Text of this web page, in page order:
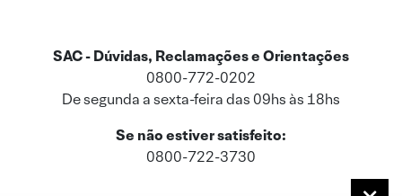
SAC - Dúvidas, Reclamações e Orientações
0800-772-0202
De segunda a sexta-feira das 09hs às 18hs
Se não estiver satisfeito:
0800-722-3730